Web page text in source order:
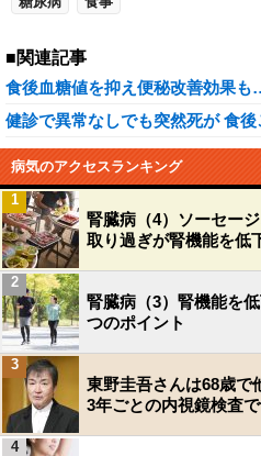
■関連記事
食後血糖値を抑え便秘改善効果
健診で異常なしでも突然死が 食
病気のアクセスランキング
腎臓病（4）ソーセー
取り過ぎが腎機能を低
1
腎臓病（3）腎機能を
つのポイント
2
東野圭吾さんは68歳
3年ごとの内視鏡検査
3
4